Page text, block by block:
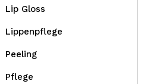
Lip Gloss
Lippenpflege
Peeling
Pflege